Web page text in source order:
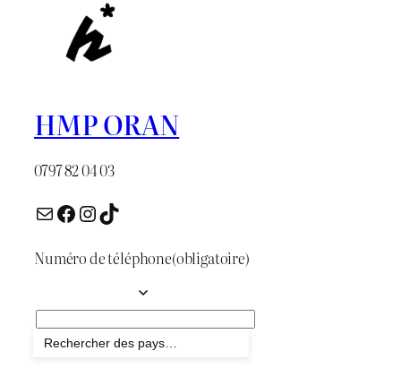
HMP ORAN
0797 82 04 03
E-mail Facebook InstagramTikTok
Numéro de téléphone(obligatoire)
Envoyer